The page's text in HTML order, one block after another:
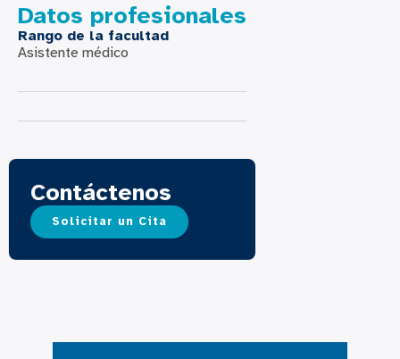
Datos profesionales
Rango de la facultad
Asistente médico
Contáctenos
Solicitar un Cita